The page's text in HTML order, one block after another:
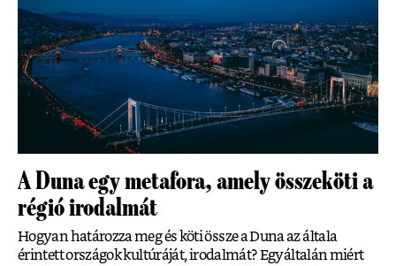
A Duna egy metafora, amely összeköti a
régió irodalmát
Hogyan határozza meg és köti össze a Duna az általa
érintett országok kultúráját, irodalmát? Egyáltalán miért